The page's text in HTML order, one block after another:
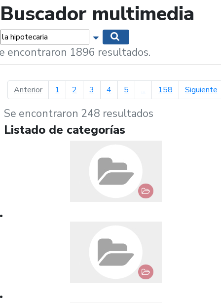
Buscador multimedia
Mostrar opciones de búsqueda
encontraron 1896 resultados.
Anteriorpágina anterior
1 2 3 4 5 ... 158 Siguiente
Se encontraron 248 resultados
Listado de categorías